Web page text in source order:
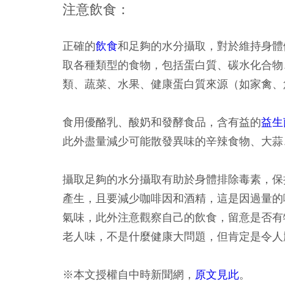
注意飲食：
正確的飲食和足夠的水分攝取，對於維持身
取各種類型的食物，包括蛋白質、碳水化合
類、蔬菜、水果、健康蛋白質來源（如家禽、
食用優酪乳、酸奶和發酵食品，含有益的益
此外盡量減少可能散發異味的辛辣食物、大蒜
攝取足夠的水分攝取有助於身體排除毒素，
產生，且要減少咖啡因和酒精，這是因過量
氣味，此外注意觀察自己的飲食，留意是否
老人味，不是什麼健康大問題，但肯定是令人
※本文授權自中時新聞網， 原文見此。